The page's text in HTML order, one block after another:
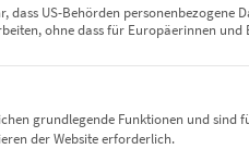
dass US-Behörden personenbezogene
ohne dass für Europäerinnen und
Gruppen, für die eine
grundlegende Funktionen und sind
der Website erforderlich.